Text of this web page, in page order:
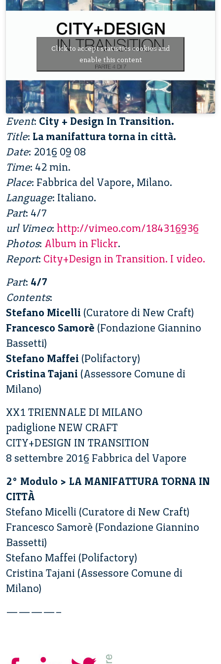
Click to accept statistics cookies and
enable this content
Event: City + Design In Transition.
Title: La manifattura torna in città.
Date: 2016 09 08
Time: 42 min.
Place: Fabbrica del Vapore, Milano.
Language: Italiano.
Part: 4/7
url Vimeo: http://vimeo.com/184316936
Photos: Album in Flickr.
Report: City+Design in Transition. I video.
Part: 4/7
Contents:
Stefano Micelli (Curatore di New Craft)
Francesco Samorè (Fondazione Giannino
Bassetti)
Stefano Maffei (Polifactory)
Cristina Tajani (Assessore Comune di
Milano)
XX1 TRIENNALE DI MILANO
padiglione NEW CRAFT
CITY+DESIGN IN TRANSITION
8 settembre 2016 Fabbrica del Vapore
2° Modulo > LA MANIFATTURA TORNA IN
CITTÀ
Stefano Micelli (Curatore di New Craft)
Francesco Samorè (Fondazione Giannino
Bassetti)
Stefano Maffei (Polifactory)
Cristina Tajani (Assessore Comune di
Milano)
————–